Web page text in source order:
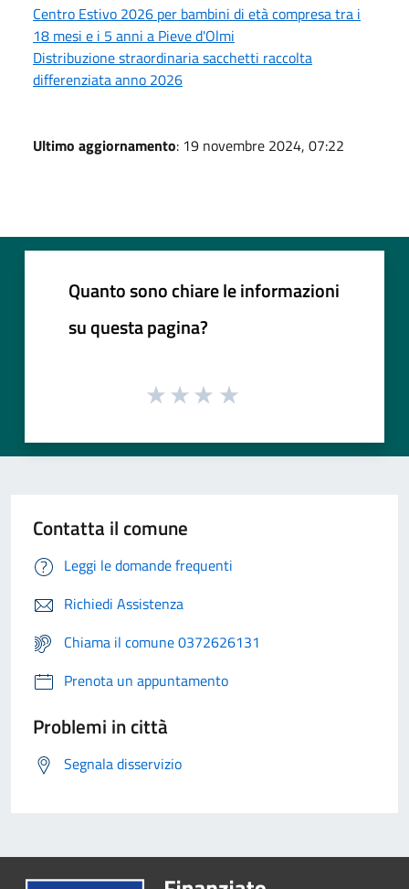
Centro Estivo 2026 per bambini di età compresa tra i
18 mesi e i 5 anni a Pieve d'Olmi
Distribuzione straordinaria sacchetti raccolta
differenziata anno 2026
Ultimo aggiornamento: 19 novembre 2024, 07:22
Quanto sono chiare le informazioni
su questa pagina?
Contatta il comune
Leggi le domande frequenti
Richiedi Assistenza
Chiama il comune 0372626131
Prenota un appuntamento
Problemi in città
Segnala disservizio